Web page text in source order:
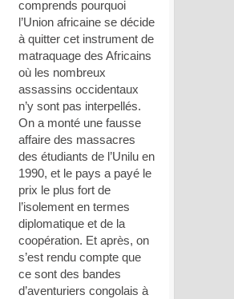
comprends pourquoi
l’Union africaine se décide
à quitter cet instrument de
matraquage des Africains
où les nombreux
assassins occidentaux
n’y sont pas interpellés.
On a monté une fausse
affaire des massacres
des étudiants de l’Unilu en
1990, et le pays a payé le
prix le plus fort de
l’isolement en termes
diplomatique et de la
coopération. Et après, on
s’est rendu compte que
ce sont des bandes
d’aventuriers congolais à